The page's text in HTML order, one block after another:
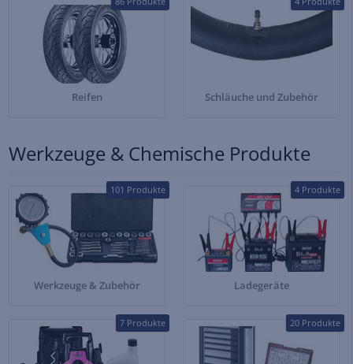
Reifen Schläuche und Zubehör
Werkzeuge & Chemische Produkte
101 Produkte
Werkzeuge & Zubehör
4 Produkte
Ladegeräte
7 Produkte 20 Produkte